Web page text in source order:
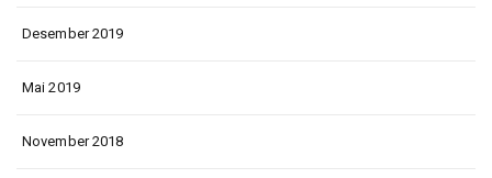
Desember 2019
Mai 2019
November 2018